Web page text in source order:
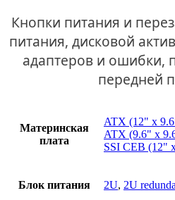
Кнопки питания и
питания, дисковой
адаптеров и ошибки,
передней
Материнская
плата
ATX (12" x
ATX (9.6" x
SSI CEB (12"
Блок питания 2U, 2U